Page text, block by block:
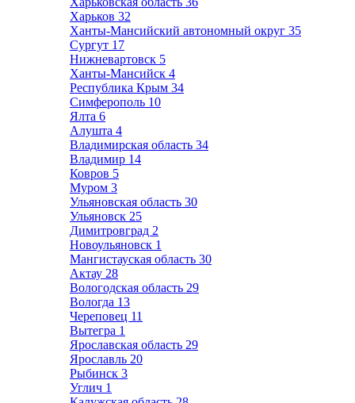
Харьков 32
Ханты-Мансийский автономный округ 35
Сургут 17
Нижневартовск 5
Ханты-Мансийск 4
Республика Крым 34
Симферополь 10
Ялта 6
Алушта 4
Владимирская область 34
Владимир 14
Ковров 5
Муром 3
Ульяновская область 30
Ульяновск 25
Димитровград 2
Новоульяновск 1
Мангистауская область 30
Актау 28
Вологодская область 29
Вологда 13
Череповец 11
Вытегра 1
Ярославская область 29
Ярославль 20
Рыбинск 3
Углич 1